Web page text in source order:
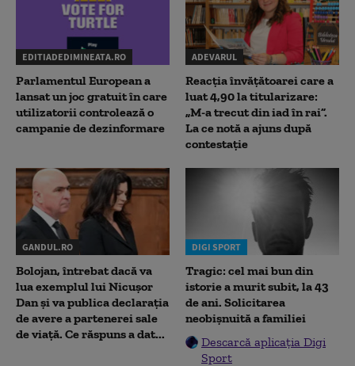
EDITIADEDIMINEATA.RO
Parlamentul European a
lansat un joc gratuit în care
utilizatorii controlează o
campanie de dezinformare
ADEVARUL
Reacția învățătoarei care a
luat 4,90 la titularizare:
„M-a trecut din iad în rai”.
La ce notă a ajuns după
contestație
GANDUL.RO
Bolojan, întrebat dacă va
lua exemplul lui Nicușor
Dan și va publica declarația
de avere a partenerei sale
de viață. Ce răspuns a dat...
DIGI SPORT
Tragic: cel mai bun din
istorie a murit subit, la 43
de ani. Solicitarea
neobișnuită a familiei
Descarcă aplicația Digi
Sport